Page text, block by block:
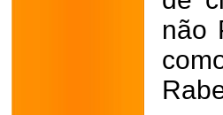
não